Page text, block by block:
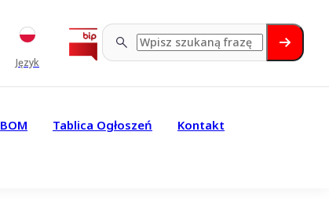
Język
BOM Tablica Ogłoszeń Kontakt